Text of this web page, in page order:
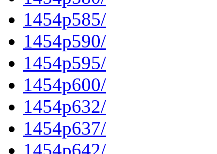
1454p585/
1454p590/
1454p595/
1454p600/
1454p632/
1454p637/
1454p642/